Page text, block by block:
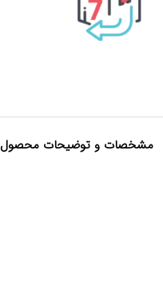
مشخصات و توضیحات محصول